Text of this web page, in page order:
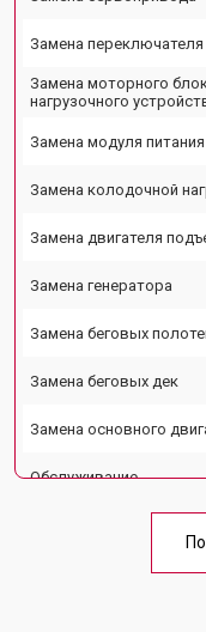
Замена переключателя
Замена моторного
нагрузочного
Замена модуля питания
Замена колодочной
Замена двигателя
Замена генератора
Замена беговых
Замена беговых дек
Замена основного
Обслуживание
Замена блока питания